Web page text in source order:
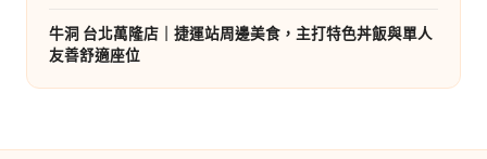
牛洞 台北萬隆店｜捷運站周邊美食，主打特色丼飯與單人
友善舒適座位